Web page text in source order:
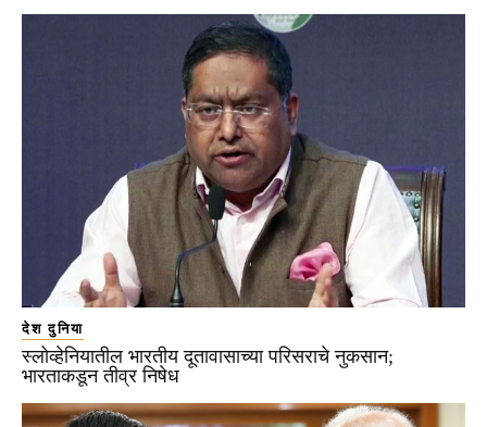
देश दुनिया
स्लोव्हेनियातील भारतीय दूतावासाच्या परिसराचे नुकसान;
भारताकडून तीव्र निषेध